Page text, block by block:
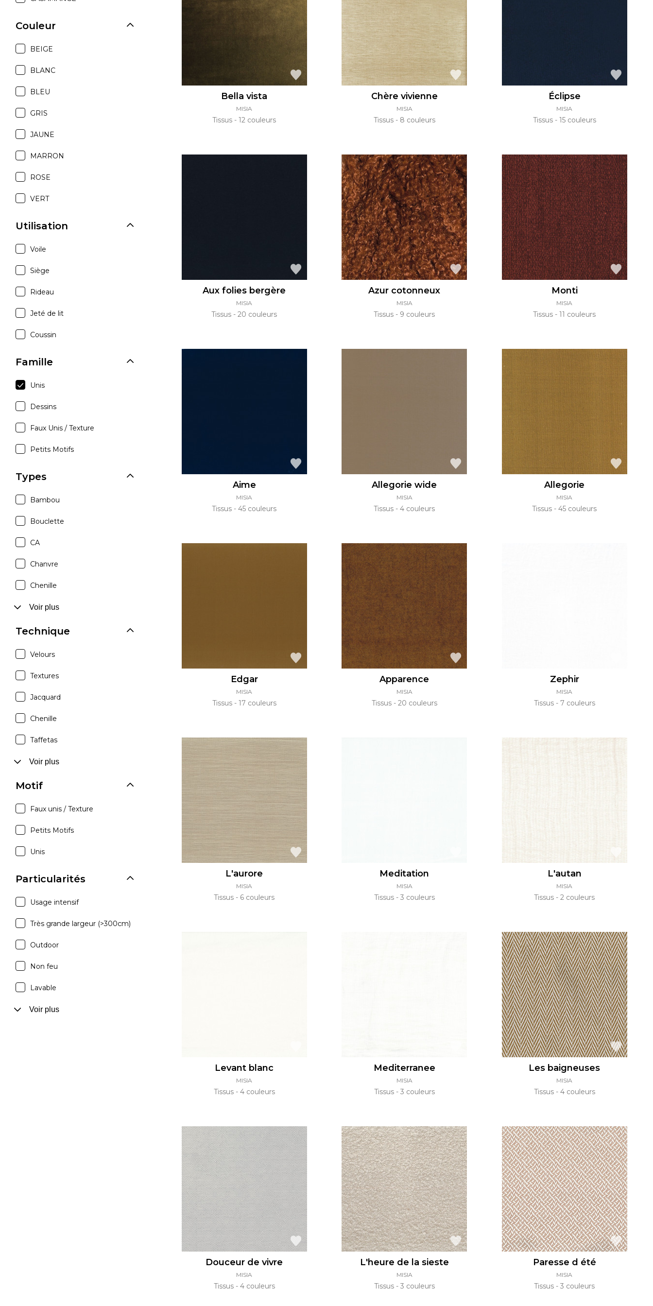
Rose
Rouge
Vert
Violet
Couleur
BEIGE
BLANC
BLEU
GRIS
JAUNE
MARRON
ROSE
VERT
Utilisation
Voile
Siège
Rideau
Jeté de lit
Coussin
Famille
Unis
Dessins
Faux Unis / Texture
Petits Motifs
Types
Bambou
Bouclette
CA
Chanvre
Chenille
Voir plus
Technique
Velours
Textures
Jacquard
Chenille
Taffetas
Voir plus
Motif
Faux unis / Texture
Petits Motifs
Unis
Particularités
Usage intensif
Très grande largeur (>300cm)
Outdoor
Non feu
Lavable
Voir plus
Bella vista
MISIA
Tissus 12 couleurs
Chère vivienne
MISIA
Tissus 8 couleurs
Éclipse
MISIA
Tissus 15 couleurs
Aux folies bergère
MISIA
Tissus 20 couleurs
Azur cotonneux
MISIA
Tissus 9 couleurs
Monti
MISIA
Tissus 11 couleurs
Aime
MISIA
Tissus 45 couleurs
Allegorie wide
MISIA
Tissus 4 couleurs
Allegorie
MISIA
Tissus 45 couleurs
Edgar
MISIA
Tissus 17 couleurs
Apparence
MISIA
Tissus 20 couleurs
Zephir
MISIA
Tissus 7 couleurs
L'aurore
MISIA
Tissus 6 couleurs
Meditation
MISIA
Tissus 3 couleurs
L'autan
MISIA
Tissus 2 couleurs
Levant blanc
MISIA
Tissus 4 couleurs
Mediterranee
MISIA
Tissus 3 couleurs
Les baigneuses
MISIA
Tissus 4 couleurs
Douceur de vivre
MISIA
Tissus 4 couleurs
L'heure de la sieste
MISIA
Tissus 3 couleurs
Paresse d été
MISIA
Tissus 3 couleurs